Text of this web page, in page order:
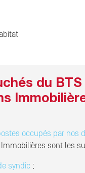
du BTS
occupés par nos
sont les
syndic ;